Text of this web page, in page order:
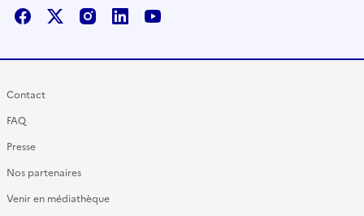
FacebookX / TwitterInstagram
LinkedInYoutube
Contact
FAQ
Presse
Nos partenaires
Venir en médiathèque